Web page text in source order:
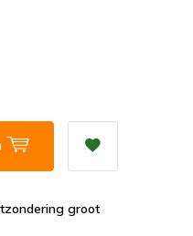
groot